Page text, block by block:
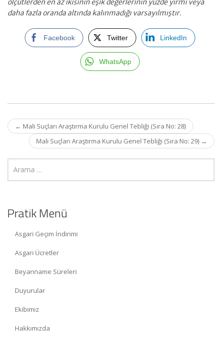
ölçütlerden en az ikisinin eşik değerlerinin yüzde yirmi veya
daha fazla oranda altında kalınmadığı varsayılmıştır.
Facebook Twitter LinkedIn
WhatsApp
Post
navigation
← Mali Suçları Araştırma Kurulu Genel Tebliği (Sıra No: 28)
Mali Suçları Araştırma Kurulu Genel Tebliği (Sıra No: 29) →
Pratik Menü
Asgari Geçim İndirimi
Asgari Ücretler
Beyanname Süreleri
Duyurular
Ekibimiz
Hakkımızda